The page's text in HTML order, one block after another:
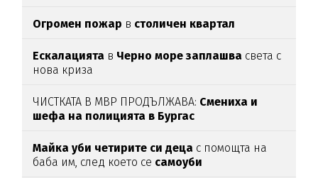
Огромен пожар в столичен квартал
Ескалацията в Черно море заплашва света с
нова криза
ЧИСТКАТА В МВР ПРОДЪЛЖАВА: Смениха и
шефа на полицията в Бургас
Майка уби четирите си деца с помощта на
баба им, след което се самоуби